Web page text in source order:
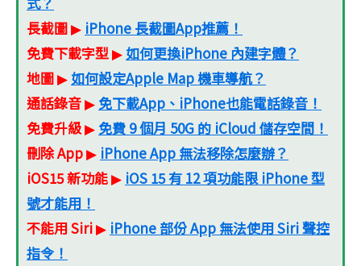
長截圖▶ iPhone 長截圖App推薦！
免費下載字型▶ 如何更換iPhone 內建字體？
地圖▶ 如何設定Apple Map 機車導航？
通話錄音▶ 免下載App、iPhone也能電話錄音！
免費升級▶ 免費 9 個月 50G 的 iCloud 儲存空間！
刪除 App▶ iPhone App 無法移除怎麼辦？
iOS15 新功能▶ iOS 15 有 12 項功能限 iPhone 型
號才能用！
不能用 Siri▶ iPhone 部份 App 無法使用 Siri 聲控
指令！